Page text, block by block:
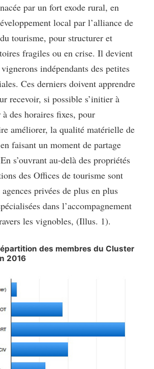
par un fort exode rural, en
local par l’alliance de
tourisme, pour structurer et
fragiles ou en crise. Il devient
indépendants des petites
Ces derniers doivent apprendre
recevoir, si possible s’initier à
des horaires fixes, pour
améliorer, la qualité matérielle de
faisant un moment de partage
s’ouvrant au-delà des propriétés
des Offices de tourisme sont
privées de plus en plus
dans l’accompagnement
les vignobles, (Illus. 1).
des membres du Cluster
2016